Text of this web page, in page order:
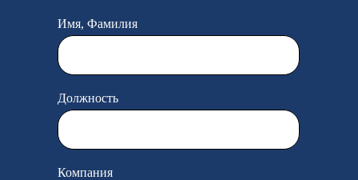
Имя, Фамилия
Должность
Компания